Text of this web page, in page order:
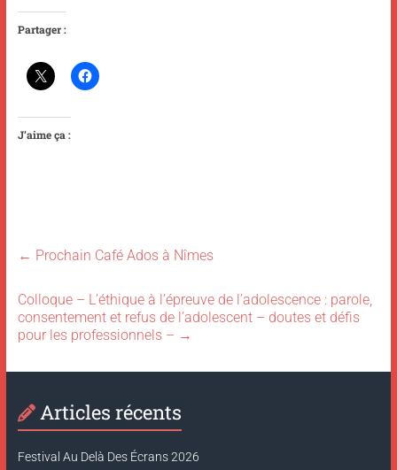
Partager :
J’aime ça :
← Prochain Café Ados à Nîmes
Colloque – L’éthique à l’épreuve de l’adolescence : parole,
consentement et refus de l’adolescent – doutes et défis
pour les professionnels – →
Articles récents
Festival Au Delà Des Écrans 2026